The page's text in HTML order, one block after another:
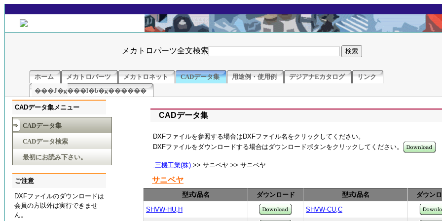
メカトロパーツ全文検索
ホーム メカトロパーツ メカトロネット CADデータ集 用途例・使用例 デジアナEカタログ
リンク
���J�g���l�b�g������
CADデータ集
DXFファイルを参照する場合はDXFファイル名をクリックしてください。
DXFファイルをダウンロードする場合はダウンロードボタンをクリックしてください。
三機工業(株) >> サニベヤ >> サニベヤ
サニベヤ
型式/品名 ダウンロード 型式/品名
ダウン
SHVW-HU,H
SHVW-CU,C
CADデータ集メニュー
CADデータ集
CADデータ検索
最初にお読み下さい。
ご注意
DXFファイルのダウンロードは
会員の方以外は実行できませ
ん。